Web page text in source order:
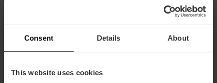
Consent Details About
This website uses cookies
CLIENTS